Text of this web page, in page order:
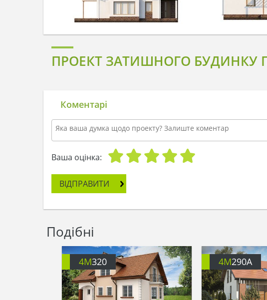
ПРОЕКТ ЗАТИШНОГО БУДИНКУ
Коментарі
Ваша оцінка:
ВІДПРАВИТИ
Подібні
4M320 4M290A